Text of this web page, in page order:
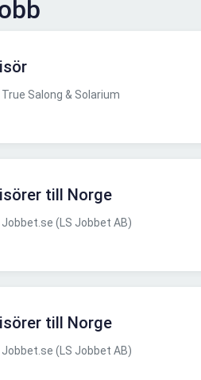
True Salong & Solarium
till Norge
Jobbet.se (LS Jobbet AB)
till Norge
Jobbet.se (LS Jobbet AB)